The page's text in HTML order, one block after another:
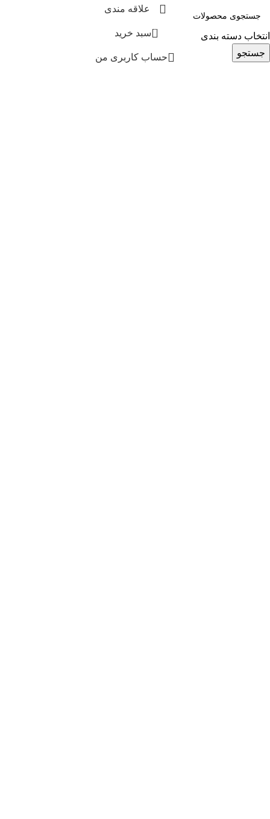
انتخاب دسته بندی
جستجو
علاقه مندی
0 سبد خرید
حساب کاربری من